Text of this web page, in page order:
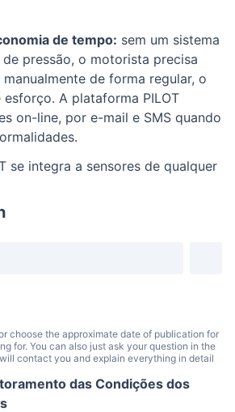
de tempo: sem um sistema
pressão, o motorista precisa
de forma regular, o
A plataforma PILOT
on-line, por e-mail e SMS quando
se integra a sensores de qualquer
choose the approximate date of publication for
for. You can also just ask your question in the
contact you and explain everything in detail
das Condições dos